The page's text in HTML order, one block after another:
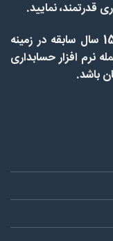
قدرتمند، نمایید.
شرکت مشاور نرم افزار محک با بیش از 15 سال سابقه در زمینه
نرم افزار حسابداری
باشد.